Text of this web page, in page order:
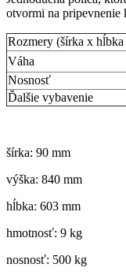
otvormi na pripevnenie
Rozmery (šírka x
Váha
Nosnosť
Ďalšie vybavenie
šírka: 90 mm
výška: 840 mm
hĺbka: 603 mm
hmotnosť: 9 kg
nosnosť: 500 kg